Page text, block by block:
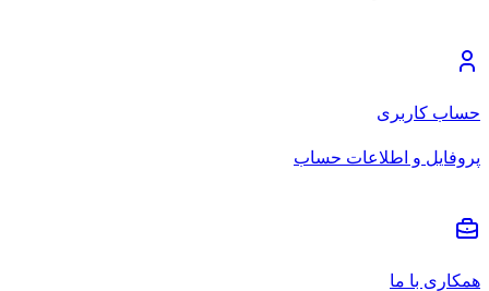
حساب کاربری
پروفایل و اطلاعات حساب
همکاری با ما